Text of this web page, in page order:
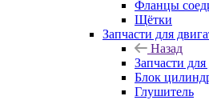
Фланцы
Щётки
Запчасти для
Назад
Запчасти для
Блок
Глушитель